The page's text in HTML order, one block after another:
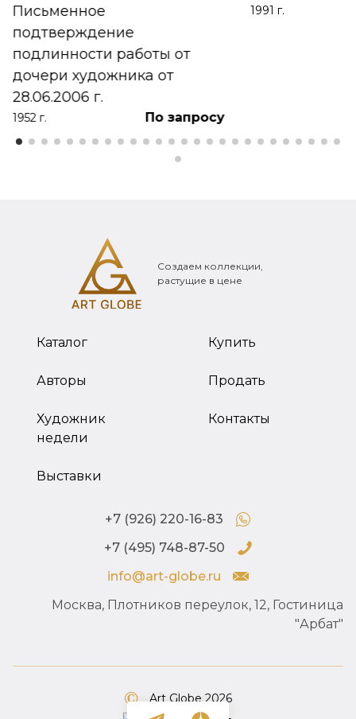
Письменное
подтверждение
подлинности работы от
дочери художника от
28.06.2006 г.
1952 г. По запросу
1991 г.
Создаем коллекции,
растущие в цене
Каталог
Авторы
Художник
недели
Выставки
Купить
Продать
Контакты
+7 (926) 220-16-83
+7 (495) 748-87-50
info@art-globe.ru
Москва, Плотников переулок, 12, Гостиница
"Арбат"
Art Globe 2026